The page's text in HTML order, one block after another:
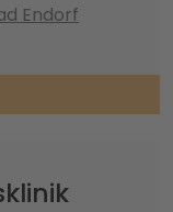
Endorf